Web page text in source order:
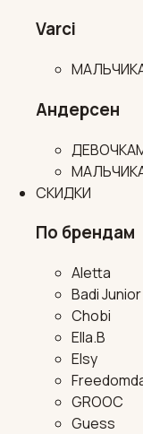
Varci
Андерсен
СКИДКИ
По брендам
Aletta
Badi Junior
Chobi
Ella.B
Elsy
GROOC
Guess